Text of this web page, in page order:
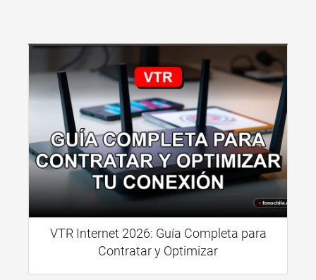
VTR Internet 2026: Guía Completa para
Contratar y Optimizar